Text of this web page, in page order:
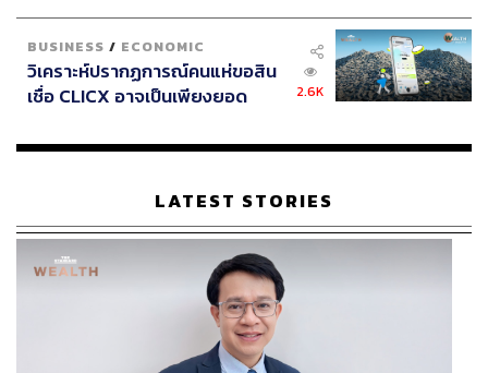
เมื่อถามต่อว่า นโยบายที่ ทษช. จะออกแบบระหว่างเรื่องสิทธิ
เสรีภาพกับเรื่องปากท้องจะทำเรื่องไหนเป็นเรื่องแรก
นายจาตุรนต์ตอบว่า เรื่องสำคัญที่สุดคือเรื่องเศรษฐกิจ เรื่อง
รายได้ของประชาชน ปัญหาปากท้อง อันนี้จะเป็นแกนของ
BUSINESS / ECONOMIC
วิเคราะห์ปรากฏการณ์คนแห่ขอสิน
เชื่อ CLICX อาจเป็นเพียงยอด
เรือนไทยที่ถูกซุกไว้
2.6K
LATEST STORIES